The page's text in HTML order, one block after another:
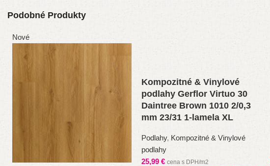
Podobné Produkty
Nové
Kompozitné & Vinylové
podlahy Gerflor Virtuo 30
Daintree Brown 1010 2/0,3
mm 23/31 1-lamela XL
Podlahy, Kompozitné & Vinylové
podlahy
25,99 € cena s DPH/m2